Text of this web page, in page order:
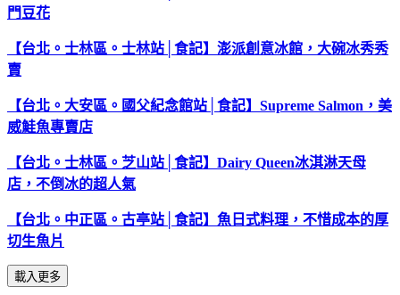
門豆花
【台北。士林區。士林站│食記】澎派創意冰館，大碗冰秀秀
賣
【台北。大安區。國父紀念館站│食記】Supreme Salmon，美
威鮭魚專賣店
【台北。士林區。芝山站│食記】Dairy Queen冰淇淋天母
店，不倒冰的超人氣
【台北。中正區。古亭站│食記】魚日式料理，不惜成本的厚
切生魚片
載入更多